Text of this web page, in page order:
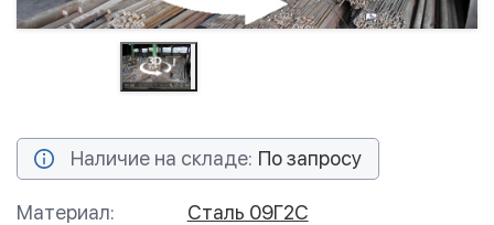
Наличие на складе: По запросу
Материал:
Сталь 09Г2С